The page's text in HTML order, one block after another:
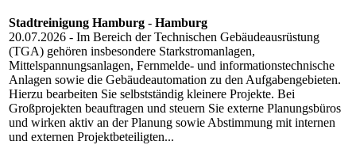
Stadtreinigung Hamburg - Hamburg
20.07.2026 - Im Bereich der Technischen Gebäudeausrüstung
(TGA) gehören insbesondere Starkstromanlagen,
Mittelspannungsanlagen, Fernmelde- und informationstechnische
Anlagen sowie die Gebäudeautomation zu den Aufgabengebieten.
Hierzu bearbeiten Sie selbstständig kleinere Projekte. Bei
Großprojekten beauftragen und steuern Sie externe Planungsbüros
und wirken aktiv an der Planung sowie Abstimmung mit internen
und externen Projektbeteiligten...